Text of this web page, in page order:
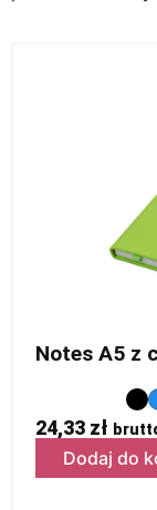
Notes A5 z
24,33 zł
Dodaj do